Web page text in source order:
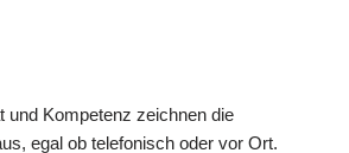
und Kompetenz zeichnen die
egal ob telefonisch oder vor Ort.